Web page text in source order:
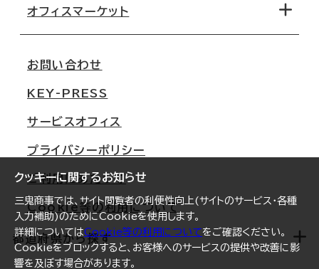
クッキーに関するお知らせ
三鬼商事では、サイト閲覧者の利便性向上(サイトのサービス・各種
入力補助)のためにCookieを使用します。
詳細についてはCookie等の利用についてをご確認ください。
Cookieをブロックすると、お客様へのサービスの提供や改善に影
響を及ぼす場合があります。
移転コストシミュレーション
移転スケジュール
オフィス移転Q&A
オフィスマーケット
大阪
名古屋
札幌
仙台
横浜
福岡
オフィスリポート
お問い合わせ
KEY-PRESS
サービスオフィス
プライバシーポリシー
ご利用にあたって
Cookie等の利用について
都道府県から探す